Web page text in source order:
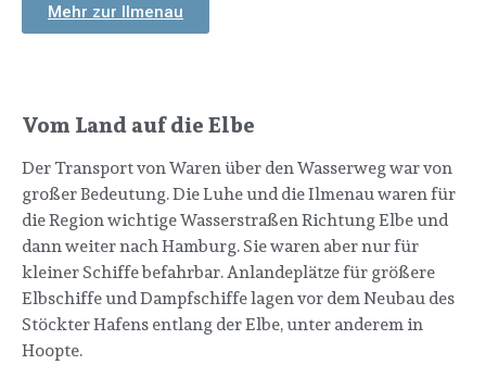
Mehr zur Ilmenau
Vom Land auf die Elbe
Der Transport von Waren über den Wasserweg war von
großer Bedeutung. Die Luhe und die Ilmenau waren für
die Region wichtige Wasserstraßen Richtung Elbe und
dann weiter nach Hamburg. Sie waren aber nur für
kleiner Schiffe befahrbar. Anlandeplätze für größere
Elbschiffe und Dampfschiffe lagen vor dem Neubau des
Stöckter Hafens entlang der Elbe, unter anderem in
Hoopte.